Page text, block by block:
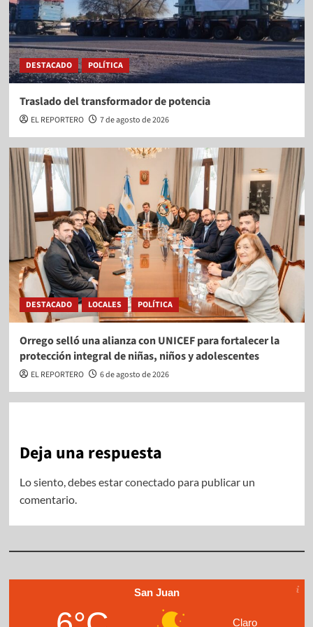
DESTACADO POLÍTICA
Traslado del transformador de potencia
EL REPORTERO 7 de agosto de 2026
DESTACADO LOCALES POLÍTICA
Orrego selló una alianza con UNICEF para fortalecer la
protección integral de niñas, niños y adolescentes
EL REPORTERO 6 de agosto de 2026
Deja una respuesta
Lo siento, debes estarconectadopara publicar un
comentario.
San Juan
Claro